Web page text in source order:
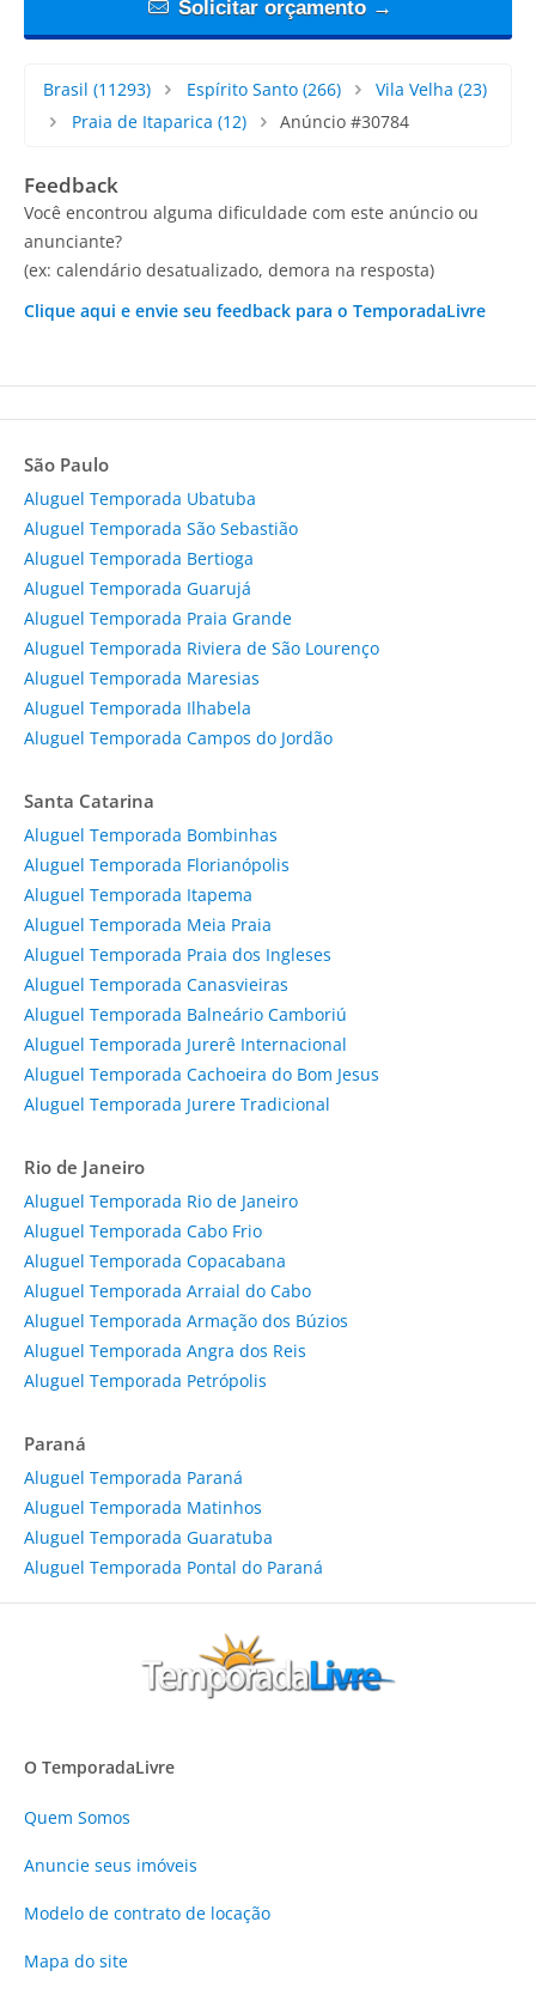
Solicitar orçamento →
Brasil (11293) Espírito Santo(266) Vila Velha (23)
Praia de Itaparica (12) Anúncio #30784
Feedback
Você encontrou alguma dificuldade com este anúncio ou
anunciante?
(ex: calendário desatualizado, demora na resposta)
Clique aqui e envie seu feedback para o TemporadaLivre
São Paulo
Aluguel Temporada Ubatuba
Aluguel Temporada São Sebastião
Aluguel Temporada Bertioga
Aluguel Temporada Guarujá
Aluguel Temporada Praia Grande
Aluguel Temporada Riviera de São Lourenço
Aluguel Temporada Maresias
Aluguel Temporada Ilhabela
Aluguel Temporada Campos do Jordão
Santa Catarina
Aluguel Temporada Bombinhas
Aluguel Temporada Florianópolis
Aluguel Temporada Itapema
Aluguel Temporada Meia Praia
Aluguel Temporada Praia dos Ingleses
Aluguel Temporada Canasvieiras
Aluguel Temporada Balneário Camboriú
Aluguel Temporada Jurerê Internacional
Aluguel Temporada Cachoeira do Bom Jesus
Aluguel Temporada Jurere Tradicional
Rio de Janeiro
Aluguel Temporada Rio de Janeiro
Aluguel Temporada Cabo Frio
Aluguel Temporada Copacabana
Aluguel Temporada Arraial do Cabo
Aluguel Temporada Armação dos Búzios
Aluguel Temporada Angra dos Reis
Aluguel Temporada Petrópolis
Paraná
Aluguel Temporada Paraná
Aluguel Temporada Matinhos
Aluguel Temporada Guaratuba
Aluguel Temporada Pontal do Paraná
O TemporadaLivre
Quem Somos
Anuncie seus imóveis
Modelo de contrato de locação
Mapa do site